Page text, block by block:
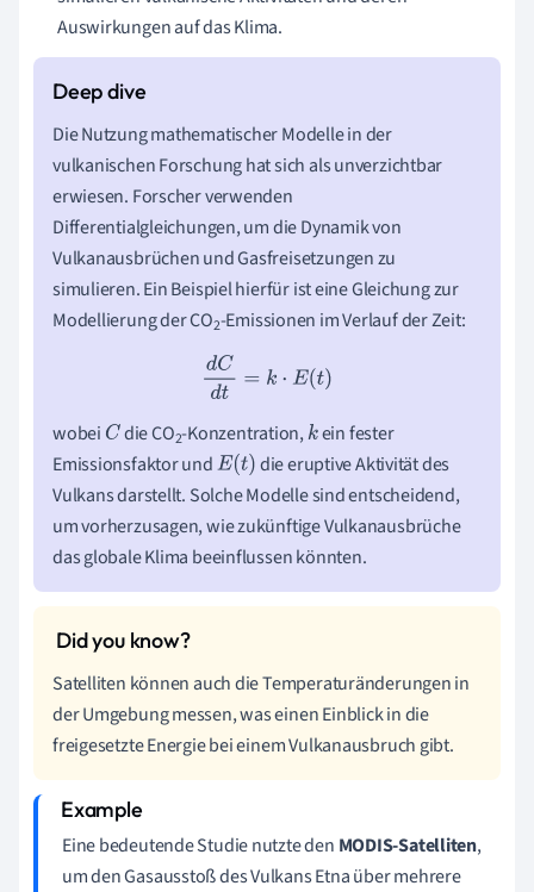
Auswirkungen auf das Klima.
Die Nutzung mathematischer Modelle in der
vulkanischen Forschung hat sich als unverzichtbar
erwiesen. Forscher verwenden
Differentialgleichungen, um die Dynamik von
Vulkanausbrüchen und Gasfreisetzungen zu
simulieren. Ein Beispiel hierfür ist eine Gleichung zur
Modellierung der CO2-Emissionen im Verlauf der Zeit:
dC dt =k ⋅E (t)
wobei C die CO2-Konzentration,kein fester
Emissionsfaktor undE(t)
die eruptive Aktivität des
Vulkans darstellt. Solche Modelle sind entscheidend,
um vorherzusagen, wie zukünftige Vulkanausbrüche
das globale Klima beeinflussen könnten.
Satelliten können auch die Temperaturänderungen in
der Umgebung messen, was einen Einblick in die
freigesetzte Energie bei einem Vulkanausbruch gibt.
Eine bedeutende Studie nutzte den MODIS-Satelliten,
um den Gasausstoß des Vulkans Etna über mehrere